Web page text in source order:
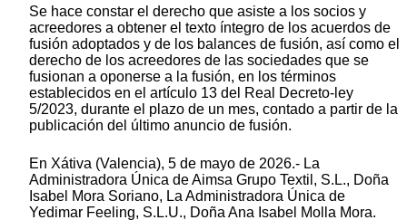
Se hace constar el derecho que asiste a los socios y
acreedores a obtener el texto íntegro de los acuerdos de
fusión adoptados y de los balances de fusión, así como el
derecho de los acreedores de las sociedades que se
fusionan a oponerse a la fusión, en los términos
establecidos en el artículo 13 del Real Decreto-ley
5/2023, durante el plazo de un mes, contado a partir de la
publicación del último anuncio de fusión.
En Xátiva (Valencia), 5 de mayo de 2026.- La
Administradora Única de Aimsa Grupo Textil, S.L., Doña
Isabel Mora Soriano, La Administradora Única de
Yedimar Feeling, S.L.U., Doña Ana Isabel Molla Mora.